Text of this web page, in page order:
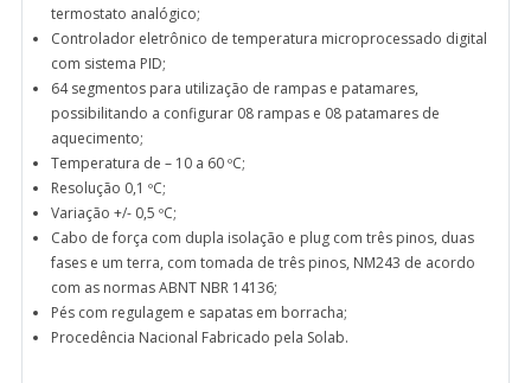
termostato analógico;
Controlador eletrônico de temperatura microprocessado digital
com sistema PID;
64 segmentos para utilização de rampas e patamares,
possibilitando a configurar 08 rampas e 08 patamares de
aquecimento;
Temperatura de – 10 a 60 ºC;
Resolução 0,1 ºC;
Variação +/- 0,5 ºC;
Cabo de força com dupla isolação e plug com três pinos, duas
fases e um terra, com tomada de três pinos, NM243 de acordo
com as normas ABNT NBR 14136;
Pés com regulagem e sapatas em borracha;
Procedência Nacional Fabricado pela Solab.